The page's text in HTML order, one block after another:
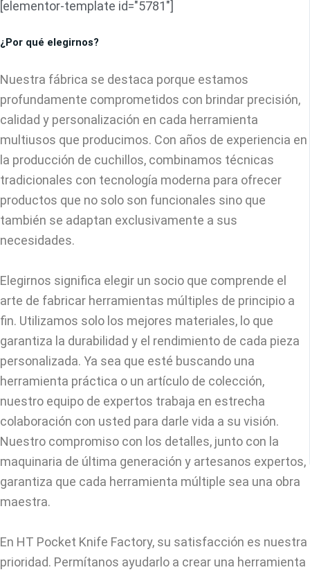
[elementor-template id="5781"]
¿Por qué elegirnos?
Nuestra fábrica se destaca porque estamos
profundamente comprometidos con brindar precisión,
calidad y personalización en cada herramienta
multiusos que producimos. Con años de experiencia en
la producción de cuchillos, combinamos técnicas
tradicionales con tecnología moderna para ofrecer
productos que no solo son funcionales sino que
también se adaptan exclusivamente a sus
necesidades.
Elegirnos significa elegir un socio que comprende el
arte de fabricar herramientas múltiples de principio a
fin. Utilizamos solo los mejores materiales, lo que
garantiza la durabilidad y el rendimiento de cada pieza
personalizada. Ya sea que esté buscando una
herramienta práctica o un artículo de colección,
nuestro equipo de expertos trabaja en estrecha
colaboración con usted para darle vida a su visión.
Nuestro compromiso con los detalles, junto con la
maquinaria de última generación y artesanos expertos,
garantiza que cada herramienta múltiple sea una obra
maestra.
En HT Pocket Knife Factory, su satisfacción es nuestra
prioridad. Permítanos ayudarlo a crear una herramienta